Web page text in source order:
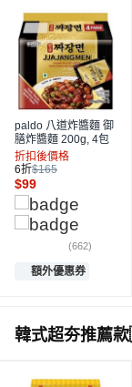
paldo 八道炸醬麵 御
膳炸醬麵 200g, 4包
折扣後價格
6折$165
$99
(662)
額外優惠券
韓式超夯推薦